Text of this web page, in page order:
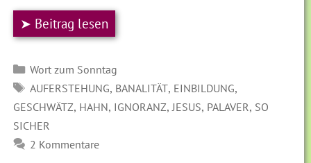
➤ Beitrag lesen
Kategorien
Wort zum Sonntag
SCHLAGWÖRTER
AUFERSTEHUNG, BANALITÄT, EINBILDUNG,
GESCHWÄTZ, HAHN, IGNORANZ,JESUS, PALAVER, SO
SICHER
2 Kommentare